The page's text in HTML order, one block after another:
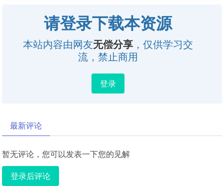
请登录下载本资源
本站内容由网友无偿分享 ，仅供学习交
流，禁止商用
登录
最新评论
暂无评论，您可以发表一下您的见解
登录后评论